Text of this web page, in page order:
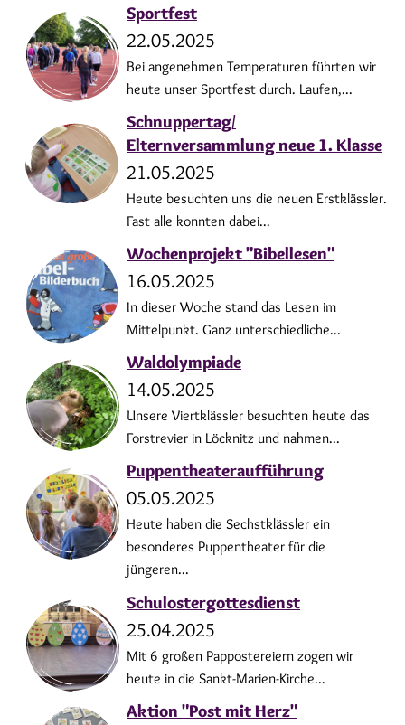
Sportfest
22.05.2025
Bei angenehmen Temperaturen führten wir
heute unser Sportfest durch. Laufen,...
Schnuppertag/
Elternversammlung neue 1. Klasse
21.05.2025
Heute besuchten uns die neuen Erstklässler.
Fast alle konnten dabei...
Wochenprojekt "Bibellesen"
16.05.2025
In dieser Woche stand das Lesen im
Mittelpunkt. Ganz unterschiedliche...
Waldolympiade
14.05.2025
Unsere Viertklässler besuchten heute das
Forstrevier in Löcknitz und nahmen...
Puppentheateraufführung
05.05.2025
Heute haben die Sechstklässler ein
besonderes Puppentheater für die
jüngeren...
Schulostergottesdienst
25.04.2025
Mit 6 großen Pappostereiern zogen wir
heute in die Sankt-Marien-Kirche...
Aktion "Post mit Herz"